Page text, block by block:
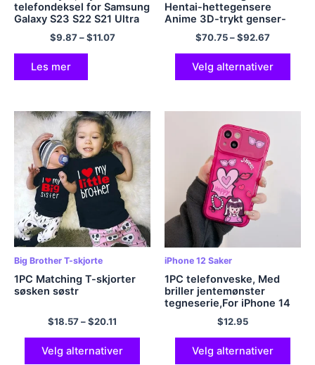
telefondeksel for Samsung
Galaxy S23 S22 S21 Ultra
Plus A53 A32 A52s A72
4G 5G Note 20 Ultratynt
matt klart deksel
$9.87–$11.07
Les mer
Hentai-hettegensere
Anime 3D-trykt genser-
hettegensere
$70.75–$92.67
Velg alternativer
Big Brother T-skjorte
1PC Matching T-skjorter
søsken søstr
$18.57–$20.11
Velg alternativer
iPhone 12 Saker
1PC telefonveske, Med
briller jentemønster
tegneserie,For iPhone 14
13 12 11 Pro Max Xs Max XR
7 8 Mer SE2020
$12.95
Velg alternativer